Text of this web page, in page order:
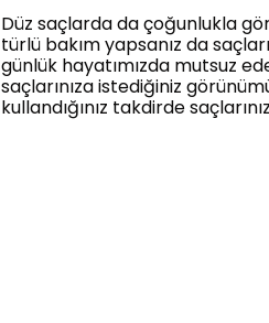
Düz saçlarda da çoğunlukla
türlü bakım yapsanız da
günlük hayatımızda mutsuz
saçlarınıza istediğiniz
kullandığınız takdirde